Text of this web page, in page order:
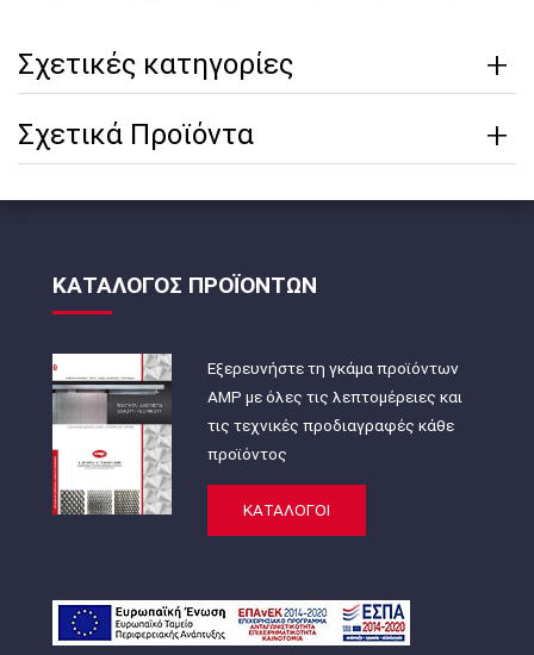
Σχετικές κατηγορίες
Σχετικά Προϊόντα
ΚΑΤΑΛΟΓΟΣ ΠΡΟΪΟΝΤΩΝ
Εξερευνήστε τη γκάμα προϊόντων
AMP με όλες τις λεπτομέρειες και
τις τεχνικές προδιαγραφές κάθε
προϊόντος
ΚΑΤΑΛΟΓΟΙ